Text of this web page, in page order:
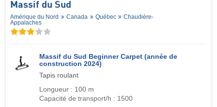
Massif du Sud
Amérique du Nord Canada Québec
Chaudière-
Appalaches
Massif du Sud Beginner Carpet (année de
construction 2024)
Tapis roulant
Longueur : 100 m
Capacité de transport/h : 1500